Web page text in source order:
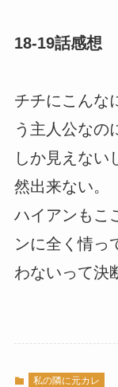
18-19話感想
チチにこんな
う主人公なの
しか見えない
然出来ない。
ハイアンもこ
ンに全く情っ
わないって決
私の隣に元カレ